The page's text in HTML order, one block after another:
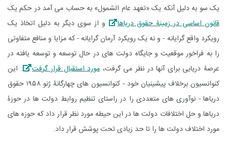
یک سو به دلیل آنکه یک «تعهد عام الشمول» به حساب می آمد در حکم یک
قانون اساسی در زمینۀ حقوق دریاها
و از سوی دیگر به دلیل اتخاذ یک
رویکرد واقع گرایانه - و نه یک رویکرد آرمان گرایانه - که مزایا و منافع متفاوتی
را به فراخور موقعیت و جایگاه دولت های در حال توسعه و توسعه یافته در
عرصۀ دریایی برای آنها در نظر می گرفت،مورد استقبال قرار گرفت
. این
کنوانسیون برخلاف پیشینیان خود - کنوانسیون های چهارگانۀ ژنو ۱۹۵۸ حقوق
دریاها - نوآوری های متعددی را در راستای تنظیم روابط دولت ها در حوزۀ
دریاها و حل اختلافات دولت ها در این حیطه مورد نظر قرار داد که حوزه های
مورد اختلاف دولت ها را تا حد زیادی تحت پوشش قرار داد.